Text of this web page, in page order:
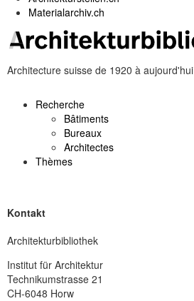
Materialarchiv.ch
Architecture suisse de 1920 à aujourd'hui
Recherche
Bâtiments
Bureaux
Architectes
Thèmes
Kontakt
Architekturbibliothek
Institut für Architektur
Technikumstrasse 21
CH-6048 Horw